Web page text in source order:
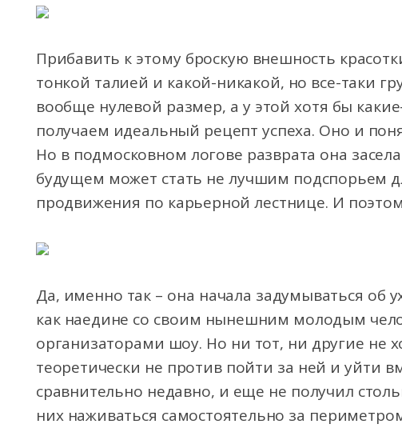
Прибавить к этому броскую внешность
тонкой талией и какой-никакой, но все-таки
вообще нулевой размер, а у этой хотя бы
получаем идеальный рецепт успеха. Оно и
Но в подмосковном логове разврата она
будущем может стать не лучшим подспорьем
продвижения по карьерной лестнице. И
Да, именно так – она начала задумываться об
как наедине со своим нынешним молодым
организаторами шоу. Но ни тот, ни другие не
теоретически не против пойти за ней и уйти
сравнительно недавно, и еще не получил
них наживаться самостоятельно за